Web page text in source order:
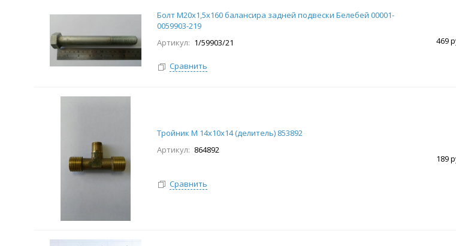
Болт М20х1,5х160 балансира задней подвески Белебей 00001-
0059903-219
Артикул: 1/59903/21
Сравнить
469
Тройник М 14х10х14 (делитель) 853892
Артикул: 864892
Сравнить
189